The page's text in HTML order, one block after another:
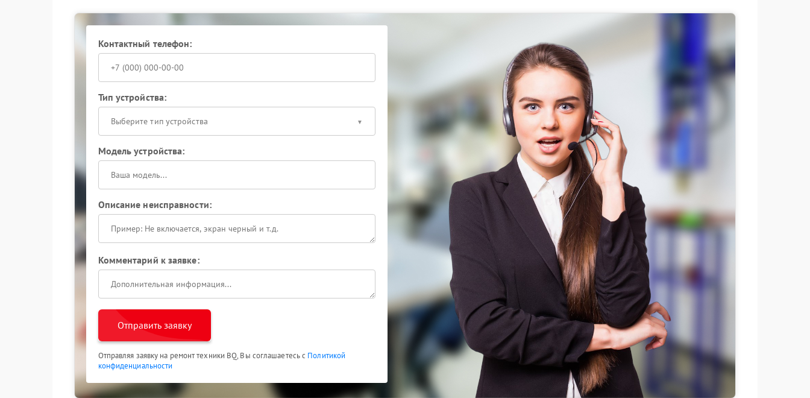
Контактный телефон:
Тип устройства:
Выберите тип устройства
Модель устройства:
Описание неисправности:
Комментарий к заявке:
Отправить заявку
Отправляя заявку на ремонт техники BQ, Вы соглашаетесь с Политикой
конфиденциальности